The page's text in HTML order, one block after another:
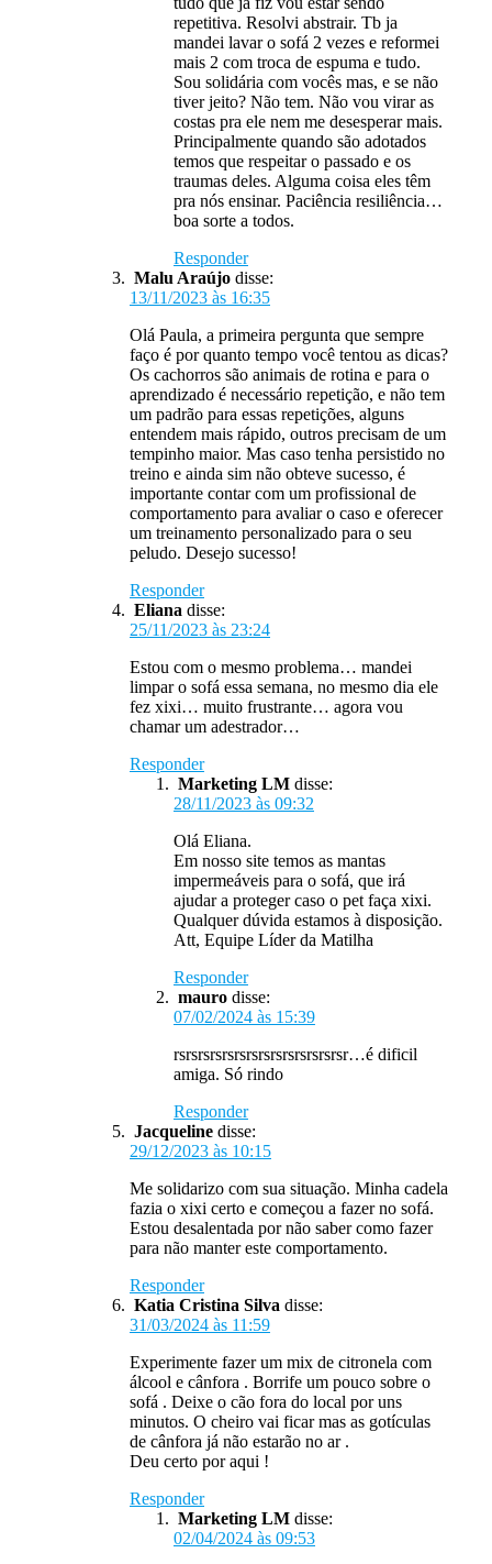
repetitiva. Resolvi abstrair. Tb ja
mandei lavar o sofá 2 vezes e reformei
mais 2 com troca de espuma e tudo.
Sou solidária com vocês mas, e se não
tiver jeito? Não tem. Não vou virar as
costas pra ele nem me desesperar mais.
Principalmente quando são adotados
temos que respeitar o passado e os
traumas deles. Alguma coisa eles têm
pra nós ensinar. Paciência resiliência…
boa sorte a todos.
Responder
Malu Araújo disse:
13/11/2023 às 16:35
Olá Paula, a primeira pergunta que sempre
faço é por quanto tempo você tentou as dicas?
Os cachorros são animais de rotina e para o
aprendizado é necessário repetição, e não tem
um padrão para essas repetições, alguns
entendem mais rápido, outros precisam de um
tempinho maior. Mas caso tenha persistido no
treino e ainda sim não obteve sucesso, é
importante contar com um profissional de
comportamento para avaliar o caso e oferecer
um treinamento personalizado para o seu
peludo. Desejo sucesso!
Responder
Eliana disse:
25/11/2023 às 23:24
Estou com o mesmo problema… mandei
limpar o sofá essa semana, no mesmo dia ele
fez xixi… muito frustrante… agora vou
chamar um adestrador…
Responder
Marketing LM disse:
28/11/2023 às 09:32
Olá Eliana.
Em nosso site temos as mantas
impermeáveis para o sofá, que irá
ajudar a proteger caso o pet faça xixi.
Qualquer dúvida estamos à disposição.
Att, Equipe Líder da Matilha
Responder
mauro disse:
07/02/2024 às 15:39
rsrsrsrsrsrsrsrsrsrsrsrsrsrsr…é dificil
amiga. Só rindo
Responder
Jacqueline disse:
29/12/2023 às 10:15
Me solidarizo com sua situação. Minha cadela
fazia o xixi certo e começou a fazer no sofá.
Estou desalentada por não saber como fazer
para não manter este comportamento.
Responder
Katia Cristina Silva disse:
31/03/2024 às 11:59
Experimente fazer um mix de citronela com
álcool e cânfora . Borrife um pouco sobre o
sofá . Deixe o cão fora do local por uns
minutos. O cheiro vai ficar mas as gotículas
de cânfora já não estarão no ar .
Deu certo por aqui !
Responder
Marketing LM disse:
02/04/2024 às 09:53